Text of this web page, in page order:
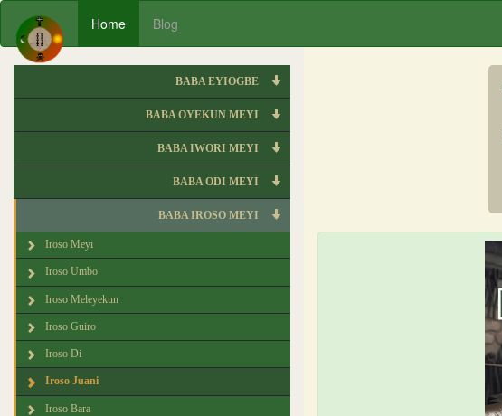
Home Blog
BABA EYIOGBE
BABA OYEKUN MEYI
BABA IWORI MEYI
BABA ODI MEYI
BABA IROSO MEYI
Iroso Meyi
Iroso Umbo
Iroso Meleyekun
Iroso Guiro
Iroso Di
Iroso Juani
Iroso Bara